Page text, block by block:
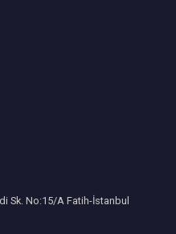
Sk. No:15/A Fatih-İstanbul